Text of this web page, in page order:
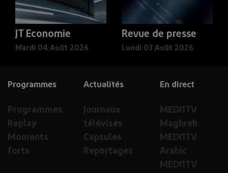
JT Economie
Mardi 04 Août 2026
Revue de presse
Lundi 03 Août 2026
En direct
MEDI1TV
Maghreb
MEDI1TV
Arabic
MEDI1TV
Actualités
Journaux
télévisés
Capsules
Reportages
Programmes
Programmes
Replay
Moments
forts